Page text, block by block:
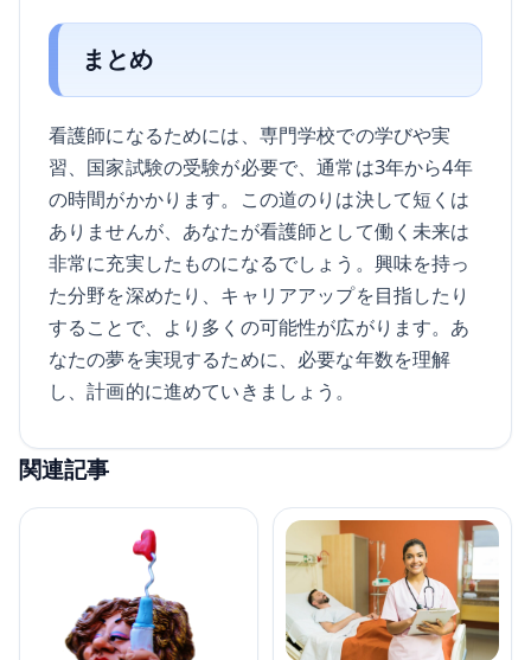
まとめ
看護師になるためには、専門学校での学びや実
習、国家試験の受験が必要で、通常は3年から4年
の時間がかかります。この道のりは決して短くは
ありませんが、あなたが看護師として働く未来は
非常に充実したものになるでしょう。興味を持っ
た分野を深めたり、キャリアアップを目指したり
することで、より多くの可能性が広がります。あ
なたの夢を実現するために、必要な年数を理解
し、計画的に進めていきましょう。
関連記事